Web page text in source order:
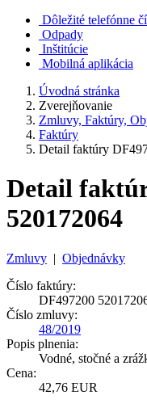
Dôležité telefónne
Odpady
Inštitúcie
Mobilná aplikácia
Úvodná stránka
Zverejňovanie
Zmluvy, Faktúry,
Faktúry
Detail faktúry
Detail
520172064
Zmluvy | Objednávky
Číslo faktúry:
DF497200
Číslo zmluvy:
48/2019
Popis plnenia:
Vodné, stočné a
Cena:
42,76 EUR